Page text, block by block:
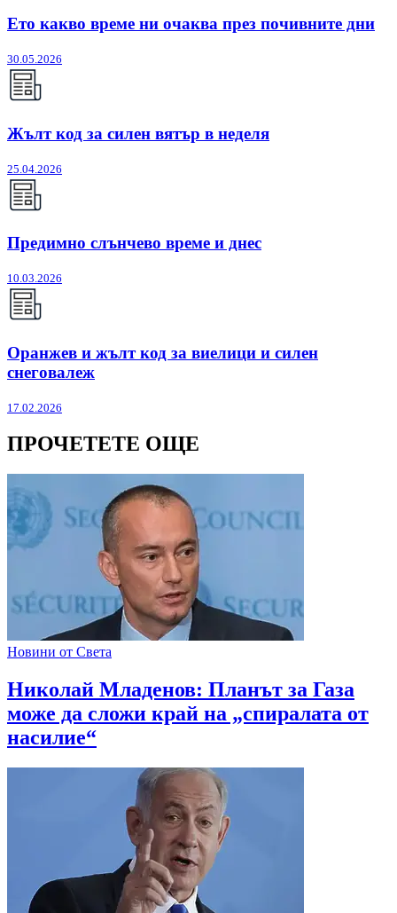
Ето какво време ни очаква през почивните дни
30.05.2026
Жълт код за силен вятър в неделя
25.04.2026
Предимно слънчево време и днес
10.03.2026
Оранжев и жълт код за виелици и силен
снеговалеж
17.02.2026
ПРОЧЕТЕТЕ ОЩЕ
Новини от Света
Николай Младенов: Планът за Газа
може да сложи край на „спиралата от
насилие“